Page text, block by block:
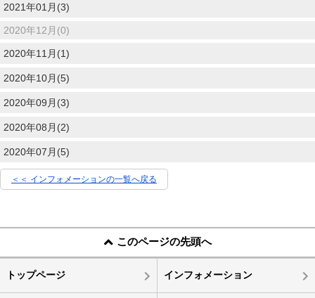
2021年01月(3)
2020年12月(0)
2020年11月(1)
2020年10月(5)
2020年09月(3)
2020年08月(2)
2020年07月(5)
＜＜ インフォメーションの一覧へ戻る
このページの先頭へ
トップページ インフォメーション